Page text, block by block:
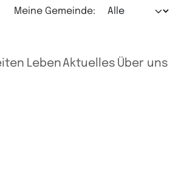
Meine Gemeinde:
Leben Aktuelles Über uns